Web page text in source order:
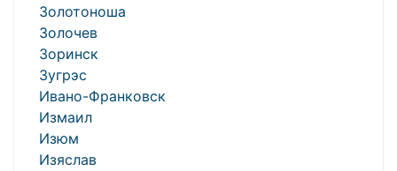
Золотоноша
Золочев
Зоринск
Зугрэс
Ивано-Франковск
Измаил
Изюм
Изяслав